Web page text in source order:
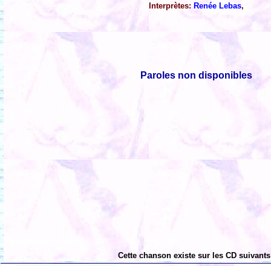
Interprètes: Renée Lebas,
Paroles non disponibles
Cette chanson existe sur les CD